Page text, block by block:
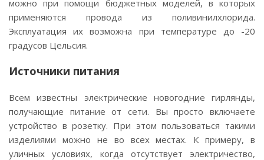
можно при помощи бюджетных моделей, в которых
применяются провода из поливинилхлорида.
Эксплуатация их возможна при температуре до -20
градусов Цельсия.
Источники питания
Всем известны электрические новогодние гирлянды,
получающие питание от сети. Вы просто включаете
устройство в розетку. При этом пользоваться такими
изделиями можно не во всех местах. К примеру, в
уличных условиях, когда отсутствует электричество,